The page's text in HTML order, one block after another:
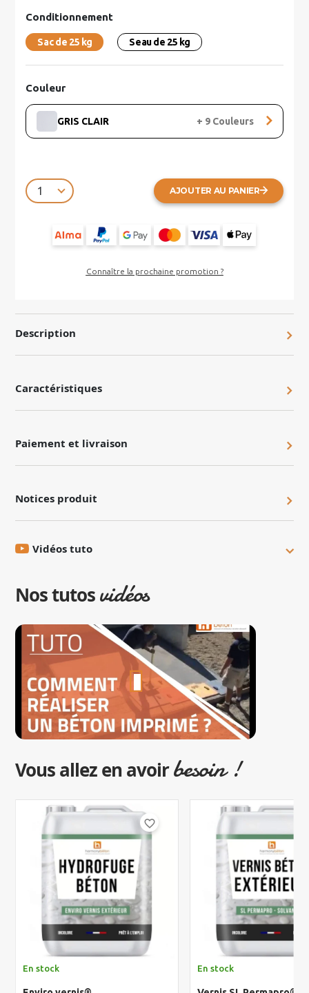
Conditionnement
Sac de 25 kg Seau de 25 kg
Couleur
GRIS CLAIR + 9Couleurs
AJOUTER AU PANIER
Connaître la prochaine promotion ?
Description
Caractéristiques
Paiement et livraison
Notices produit
Vidéos tuto
Nos tutosvidéos
Vous allez en avoirbesoin !
favorite_border
En stock En stock